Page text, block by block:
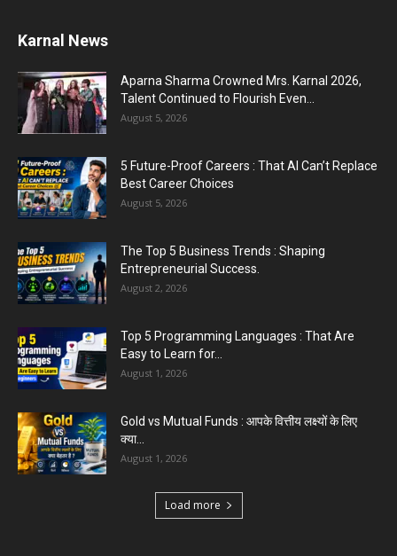
Karnal News
Aparna Sharma Crowned Mrs. Karnal 2026,
Talent Continued to Flourish Even...
August 5, 2026
5 Future-Proof Careers : That AI Can’t Replace
Best Career Choices
August 5, 2026
The Top 5 Business Trends : Shaping
Entrepreneurial Success.
August 2, 2026
Top 5 Programming Languages : That Are
Easy to Learn for...
August 1, 2026
Gold vs Mutual Funds : आपके वित्तीय लक्ष्यों के लिए
क्या...
August 1, 2026
Load more